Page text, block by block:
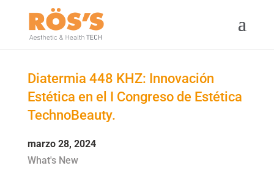
Diatermia 448 KHZ: Innovación
Estética en el I Congreso de Estética
TechnoBeauty.
marzo 28, 2024
What's New